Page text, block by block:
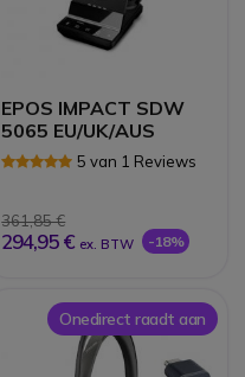
EPOS IMPACT SDW
5065 EU/UK/AUS
5 van 1 Reviews
361,85 €
294,95 € ex. BTW -18%
Onedirect raadt aan